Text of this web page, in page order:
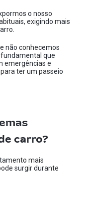
o nosso
exigindo mais
não conhecemos
fundamental que
emergências e
ter um passeio
carro?
mais
surgir durante